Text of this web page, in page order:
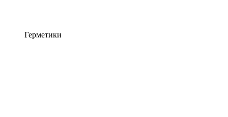
Герметики